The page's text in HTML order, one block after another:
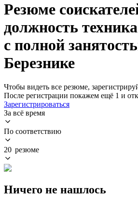
Резюме
должность
с полной
Березнике
Чтобы видеть все резюме,
После регистрации покажем ещё 1 и
Зарегистрироваться
За всё время
По соответствию
20 резюме
Ничего не нашлось